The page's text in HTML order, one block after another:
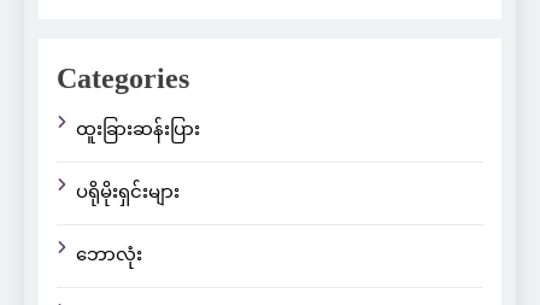
Categories
ထူးခြားဆန်းပြား
ပရိုမိုးရှင်းများ
ဘောလုံး